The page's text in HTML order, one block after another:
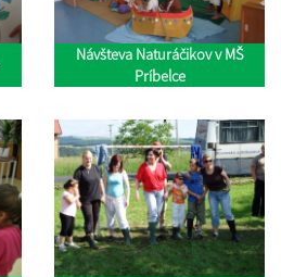
Návšteva Naturáčikov v MŠ
Príbelce